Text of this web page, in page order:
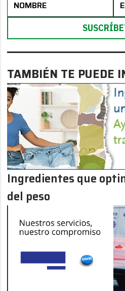
TAMBIÉN TE PUEDE
Ingredientes que
del peso